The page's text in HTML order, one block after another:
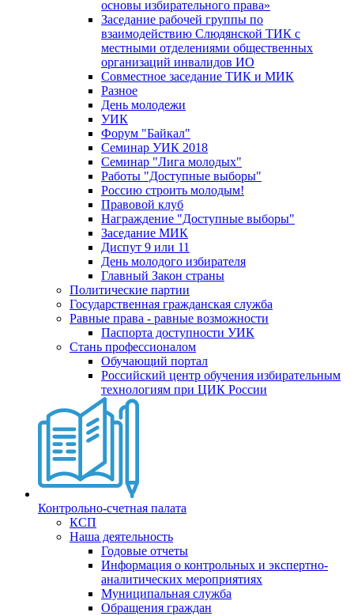
основы избирательного права»
Заседание рабочей группы по
взаимодействию Слюдянской ТИК с
местными отделениями общественных
организаций инвалидов ИО
Совместное заседание ТИК и МИК
Разное
День молодежи
УИК
Форум "Байкал"
Семинар УИК 2018
Семинар "Лига молодых"
Работы "Доступные выборы"
Россию строить молодым!
Правовой клуб
Награждение "Доступные выборы"
Заседание МИК
Диспут 9 или 11
День молодого избирателя
Главный Закон страны
Политические партии
Государственная гражданская служба
Равные права - равные возможности
Паспорта доступности УИК
Стань профессионалом
Обучающий портал
Российский центр обучения избирательным
технологиям при ЦИК России
Контрольно-счетная палата
КСП
Наша деятельность
Годовые отчеты
Информация о контрольных и экспертно-
аналитических мероприятиях
Муниципальная служба
Обращения граждан